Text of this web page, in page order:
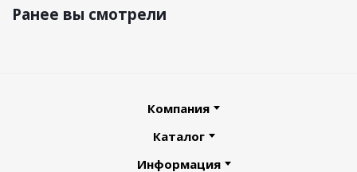
Ранее вы смотрели
Компания
Каталог
Информация